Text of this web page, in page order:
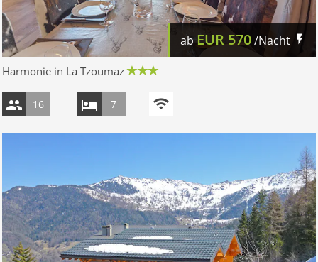
abEUR570/Nacht
Harmonie in La Tzoumaz
16 7